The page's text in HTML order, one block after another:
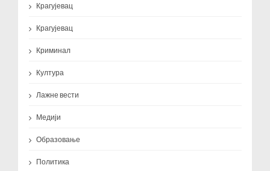
Крагујевац
Крагујевац
Криминал
Култура
Лажне вести
Медији
Образовање
Политика